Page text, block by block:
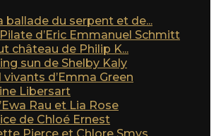
ballade du serpent et de...
d’Eric Emmanuel Schmitt
château de Philip K...
sun de Shelby Kaly
d’Emma Green
Libersart
Rau et Lia Rose
de Chloé Ernest